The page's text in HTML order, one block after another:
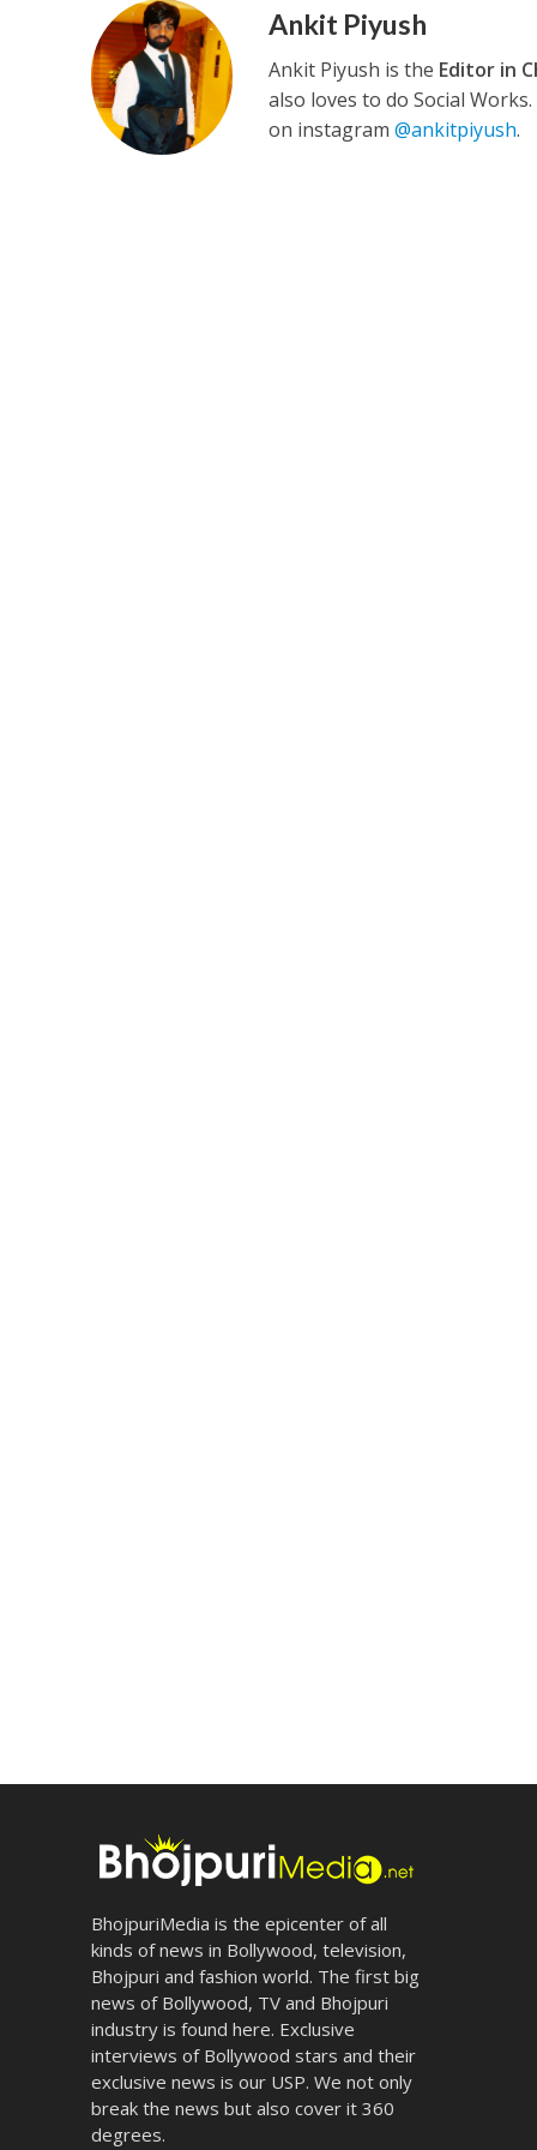
कुलदीप कुमार की
Ankit Piyush
Ankit Piyush is the Editor in
also loves to do Social
on instagram@ankitpiyush.
BhojpuriMedia is the epicenter of all
kinds of news in Bollywood, television,
Bhojpuri and fashion world. The first big
news of Bollywood, TV and Bhojpuri
industry is found here. Exclusive
interviews of Bollywood stars and their
exclusive news is our USP. We not only
break the news but also cover it 360
degrees.